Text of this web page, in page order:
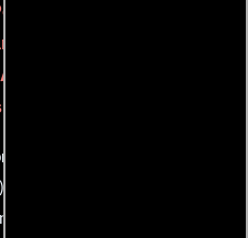
Altenburger
en Suecia. Con una
esta película tiene diálogos
para esta producción ha